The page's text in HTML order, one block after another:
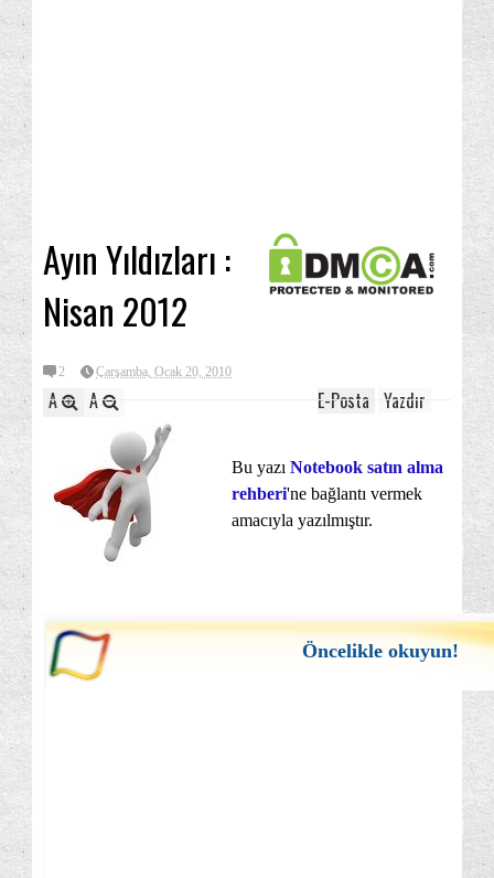
Ayın Yıldızları :
Nisan 2012
2 Çarşamba, Ocak 20, 2010
A A Yazdır
E-Posta
Bu yazı Notebook satın alma
rehberi'ne bağlantı vermek
amacıyla yazılmıştır.
Öncelikle okuyun!